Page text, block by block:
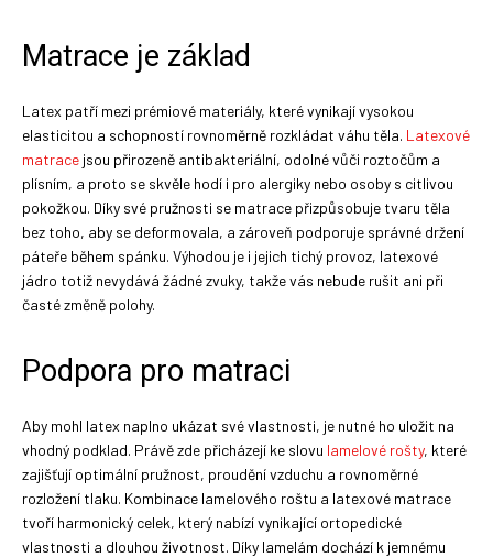
Matrace je základ
Latex patří mezi prémiové materiály, které vynikají vysokou
elasticitou a schopností rovnoměrně rozkládat váhu těla. Latexové
matrace jsou přirozeně antibakteriální, odolné vůči roztočům a
plísním, a proto se skvěle hodí i pro alergiky nebo osoby s citlivou
pokožkou. Díky své pružnosti se matrace přizpůsobuje tvaru těla
bez toho, aby se deformovala, a zároveň podporuje správné držení
páteře během spánku. Výhodou je i jejich tichý provoz, latexové
jádro totiž nevydává žádné zvuky, takže vás nebude rušit ani při
časté změně polohy.
Podpora pro matraci
Aby mohl latex naplno ukázat své vlastnosti, je nutné ho uložit na
vhodný podklad. Právě zde přicházejí ke slovu lamelové rošty, které
zajišťují optimální pružnost, proudění vzduchu a rovnoměrné
rozložení tlaku. Kombinace lamelového roštu a latexové matrace
tvoří harmonický celek, který nabízí vynikající ortopedické
vlastnosti a dlouhou životnost. Díky lamelám dochází k jemnému